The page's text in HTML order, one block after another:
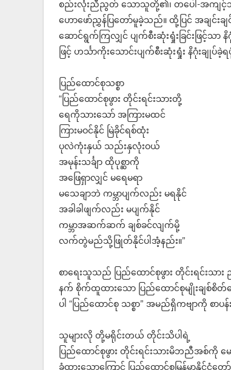
စည်းလုံးညီညွတ် သောသူတို့၏၊ တပေါ-အကျင့်သည်၊
ဟောဖော်ညွှန်ပြတော်မူခဲ့သည်။ ထို့ပြင် အချင်
ဆောင်ရွက်ကြလျှင် ပျက်စီးဆုံးရှုံးခြင်းဖြင့်
ဖြင့် ဟင်္သာကိုးသောင်းပျက်စီးဆုံးရှုံး နိဂုံးချု
ပြည်ထောင်စုသစ္စာ
“ပြည်ထောင်စုဖွား တိုင်းရင်းသားတို့
ရေကိုသားသော် အကြားမထင်
ကြားမဝင်နိုင် မြဲခိုင်ရစ်ထုံး
ပုလဲကုံးနှယ် သည်းနှလုံးဝယ်
အမုန်းသင်္ချာ ထိုပုစ္ဆာကို
အဖြေရှာလျှင် မရေမရာ
မသေချာဘဲ ကမ္ဘာပျက်လည်း မရနိုင်
အခါခါဖျက်လည်း မပျက်နိုင်
ကမ္ဘာအဆက်ဆက် ချစ်ခင်လျက်မို့
လက်တွဲမည်သို့ဖြုတ်နိုင်ပါအံ့နည်း။”
စာရေးသူသည် ပြည်ထောင်စုဖွား တိုင်းရင်း
နက် စိုက်ထူထားသော ပြည်ထောင်စုမျိုးချစ်
ပါ “ပြည်ထောင်စု သစ္စာ” အမည်ရှိကဗျာကို စာပ
သူများလို တို့မရိုင်းတယ် တိုင်းသိပါရဲ့
ပြည်ထောင်စုဖွား တိုင်းရင်းသားမိဘညီအစ်ကို မ
ခံထားသောကြောင့် ပြည်ထောင်စုမြန်မာနိုင်ငံတ